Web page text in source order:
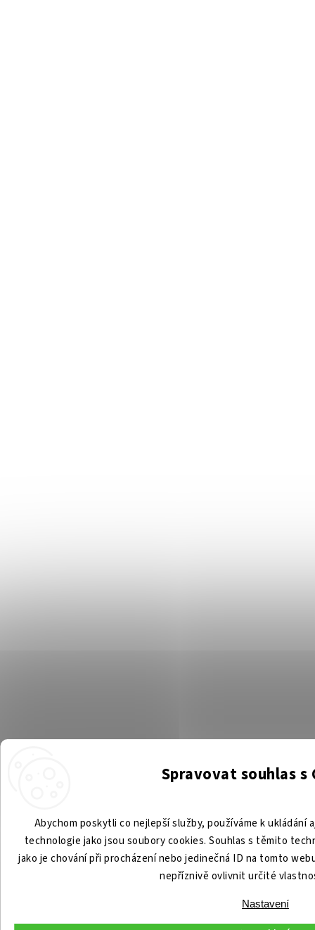
Spravovat souhlas s
Abychom poskytli co nejlepší služby, používáme k
technologie jako jsou soubory cookies. Souhlas s těmito
jako je chování při procházení nebo jedinečná ID na tomto
nepříznivě ovlivnit určité
Nastavení